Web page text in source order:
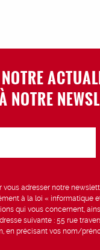
NOTRE
adresser notre
à la loi « informatique
qui vous concernent,
suivante : 55 rue
en précisant vos nom/